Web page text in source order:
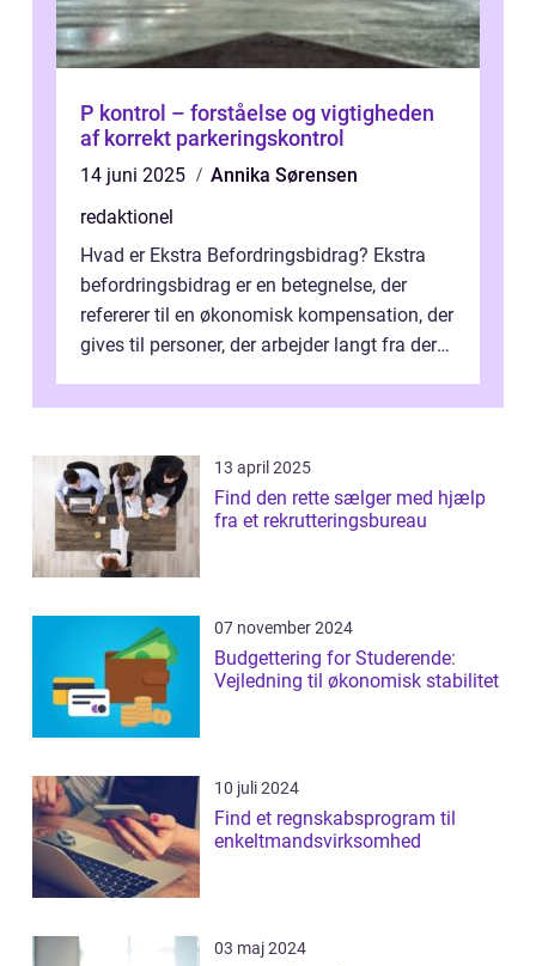
P kontrol – forståelse og vigtigheden
af korrekt parkeringskontrol
14 juni 2025
Annika Sørensen
redaktionel
Hvad er Ekstra Befordringsbidrag? Ekstra
befordringsbidrag er en betegnelse, der
refererer til en økonomisk kompensation, der
gives til personer, der arbejder langt fra deres
13 april 2025
Find den rette sælger med hjælp
fra et rekrutteringsbureau
07 november 2024
Budgettering for Studerende:
Vejledning til økonomisk stabilitet
10 juli 2024
Find et regnskabsprogram til
enkeltmandsvirksomhed
03 maj 2024